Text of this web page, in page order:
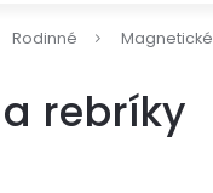
Rodinné
rebríky